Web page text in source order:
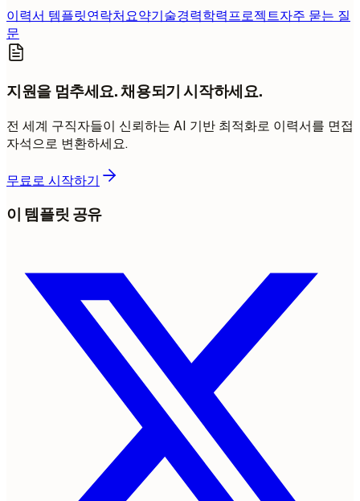
이력서 템플릿연락처요약기술경력학력프로젝트자주 묻는 질
문
지원을 멈추세요. 채용되기 시작하세요.
전 세계 구직자들이 신뢰하는 AI 기반 최적화로 이력서를 면접
자석으로 변환하세요.
무료로 시작하기
이 템플릿 공유